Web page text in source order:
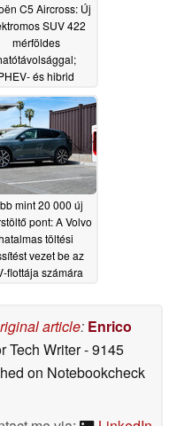
C5 Aircross: Új
SUV 422
mérföldes
és hibrid
07/07/2026
mint 20 000 új
pont: A Volvo
töltési
vezet be az
flottája számára
article: Enrico
Tech Writer- 9145
on Notebookcheck